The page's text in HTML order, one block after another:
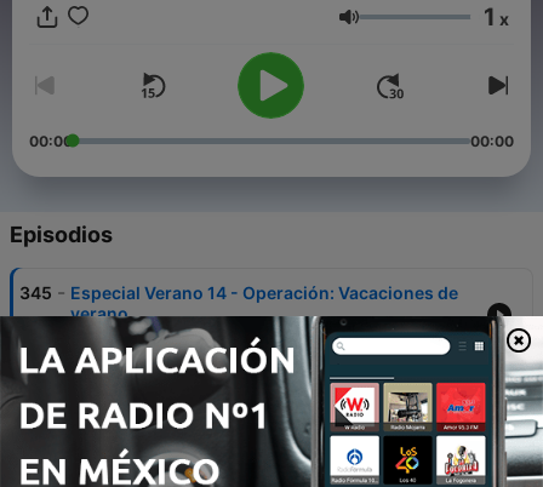
Arrieta y Jesús Fuertes repasan y destripan algunas de las
siendo muy disfrutables a día de hoy.
Volumen 1 x
00:00 00:00
Episodios
345 - Especial Verano 14 - Operación: Vacaciones de
verano
26 jul. 2026
344
Especial Verano 13 - Monstruos de las
profundidades
12 jul. 2026
343 -
07x21 - La rosa púrpura del Cairo - El Videoclub